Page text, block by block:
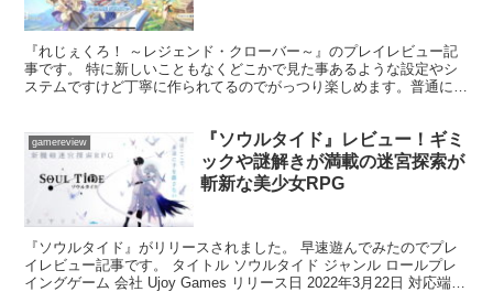
『れじぇくろ！ ～レジェンド・クローバー～』のプレイレビュー記
事です。 特に新しいこともなくどこかで見た事あるような設定やシ
ステムですけど丁寧に作られてるのでがっつり楽しめます。普通に面
gamereview
『ソウルタイド』レビュー！ギミ
ックや謎解きが満載の迷宮探索が
斬新な美少女RPG
『ソウルタイド』がリリースされました。 早速遊んでみたのでプレ
イレビュー記事です。 タイトル ソウルタイド ジャンル ロールプレ
イングゲーム 会社 Ujoy Games リリース日 2022年3月22日 対応端末